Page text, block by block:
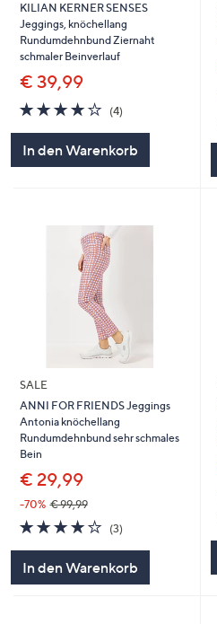
KILIAN KERNER SENSES
Jeggings, knöchellang
Rundumdehnbund Ziernaht
schmaler Beinverlauf
€ 39,99
4.0
von
(4)4
In den Warenkorb
SALE
ANNI FOR FRIENDS Jeggings
Antonia knöchellang
Rundumdehnbund sehr schmales
Bein
€ 29,99
-70% € 99,99
4.0
von
(3)3
In den Warenkorb